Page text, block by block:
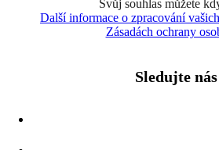
Svůj souhlas můžete
Další informace o zpracování
Zásadách ochrany
Sledujte nás